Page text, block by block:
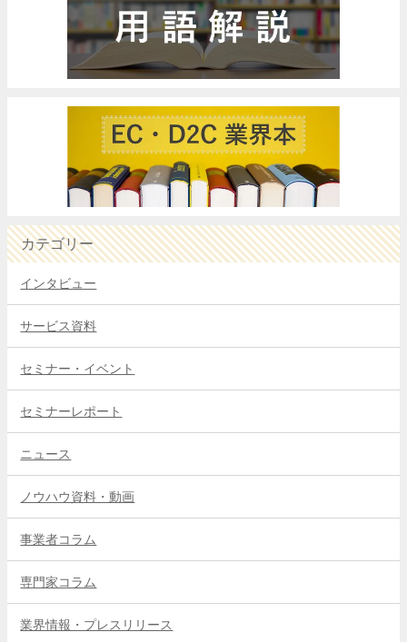
カテゴリー
インタビュー
サービス資料
セミナー・イベント
セミナーレポート
ニュース
ノウハウ資料・動画
事業者コラム
専門家コラム
業界情報・プレスリリース